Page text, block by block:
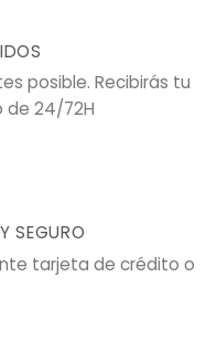
posible. Recibirás tu
de 24/72H
SEGURO
tarjeta de crédito o